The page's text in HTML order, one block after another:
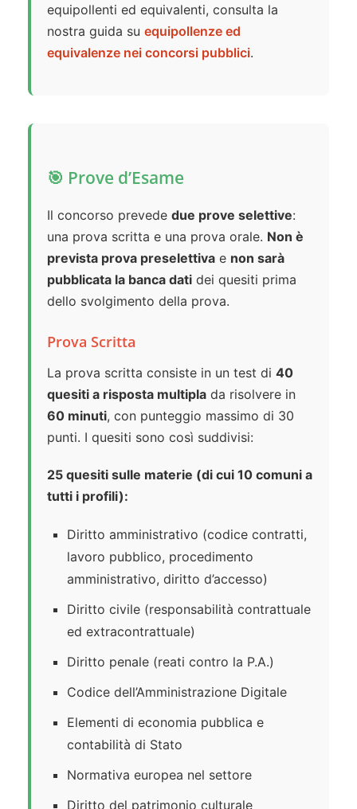
equipollenti ed equivalenti, consulta la
nostra guida su equipollenze ed
equivalenze nei concorsi pubblici.
🎯 Prove d’Esame
Il concorso prevede due prove selettive:
una prova scritta e una prova orale. Non è
prevista prova preselettiva e non sarà
pubblicata la banca dati dei quesiti prima
dello svolgimento della prova.
Prova Scritta
La prova scritta consiste in un test di 40
quesiti a risposta multipla da risolvere in
60 minuti, con punteggio massimo di 30
punti. I quesiti sono così suddivisi:
25 quesiti sulle materie (di cui 10 comuni a
tutti i profili):
Diritto amministrativo (codice contratti,
lavoro pubblico, procedimento
amministrativo, diritto d’accesso)
Diritto civile (responsabilità contrattuale
ed extracontrattuale)
Diritto penale (reati contro la P.A.)
Codice dell’Amministrazione Digitale
Elementi di economia pubblica e
contabilità di Stato
Normativa europea nel settore
Diritto del patrimonio culturale